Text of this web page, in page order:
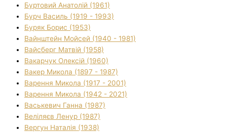
Буртовий Анатолій (1961)
Бурч Василь (1919 - 1993)
Буряк Борис (1953)
Вайнштейн Мойсей (1940 - 1981)
Вайсберг Матвій (1958)
Вакарчук Олексій (1960)
Вакер Микола (1897 - 1987)
Варення Микола (1917 - 2001)
Варення Микола (1942 - 2021)
Васькевич Ганна (1987)
Веліляєв Ленур (1987)
Вергун Наталія (1938)